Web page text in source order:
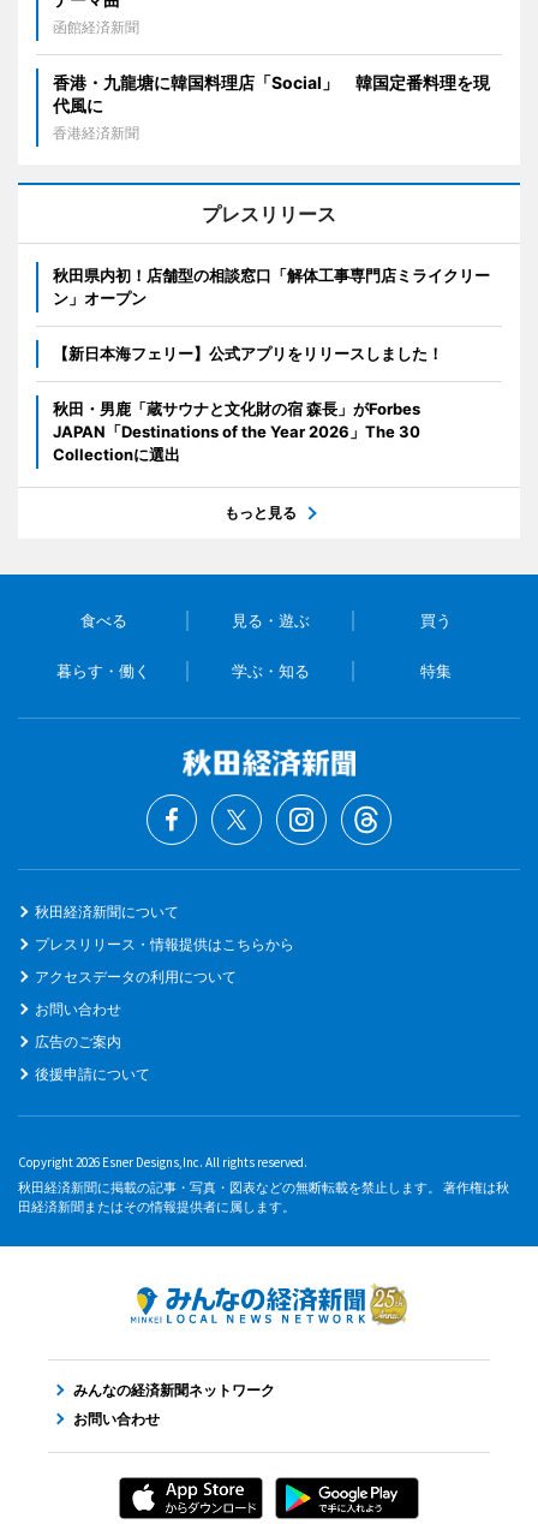
函館経済新聞
香港・九龍塘に韓国料理店「Social」 韓国定番料理を現
代風に
香港経済新聞
プレスリリース
秋田県内初！店舗型の相談窓口「解体工事専門店ミライクリー
ン」オープン
【新日本海フェリー】公式アプリをリリースしました！
秋田・男鹿「蔵サウナと文化財の宿 森長」がForbes
JAPAN「Destinations of the Year 2026」The 30
Collectionに選出
もっと見る
食べる 見る・遊ぶ 買う
暮らす・働く 学ぶ・知る 特集
秋田経済新聞について
プレスリリース・情報提供はこちらから
アクセスデータの利用について
お問い合わせ
広告のご案内
後援申請について
Copyright 2026 Esner Designs,Inc. All rights reserved.
秋田経済新聞に掲載の記事・写真・図表などの無断転載を禁止します。 著作権は秋
田経済新聞またはその情報提供者に属します。
みんなの経済新聞ネットワーク
お問い合わせ